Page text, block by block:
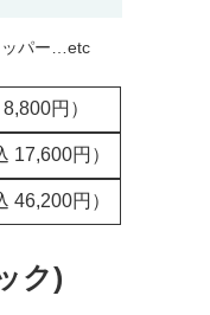
ッパー…etc
円）
17,600円）
46,200円）
ク)